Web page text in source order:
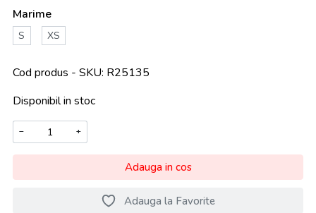
Marime
S XS
Cod produs - SKU R25135
Disponibil in stoc
− +
Adauga in cos
Adauga la Favorite